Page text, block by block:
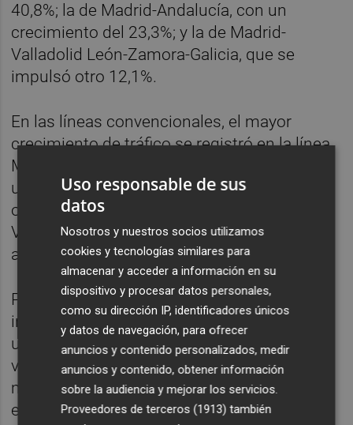
40,8%; la de Madrid-Andalucía, con un
crecimiento del 23,3%; y la de Madrid-
Valladolid León-Zamora-Galicia, que se
impulsó otro 12,1%.
En las líneas convencionales, el mayor
crecimiento de tráfico se registró en la línea
Madrid-Alcázar-Córdoba-Sevilla-Cádiz, con
un avance del 4,2% respecto a los primeros
once meses de 2022, seguida de la línea
Venta de Baños-León-Ourense-Vigo, con un
aumento del 0,7%.
Por su parte, el tráfico de Cercanías y de
interurbanos en este período se incrementó
un 3,2%, al mismo tiempo que el número de
viajeros entre enero y noviembre de 2023
mejoró un 6,5%. Solo teniendo en cuenta las
estaciones de Adif AV, el crecimiento fue del
Uso responsable de sus
datos
Nosotros y nuestros socios utilizamos
cookies y tecnologías similares para
almacenar y acceder a información en su
dispositivo y procesar datos personales,
como su dirección IP, identificadores únicos
y datos de navegación, para ofrecer
anuncios y contenido personalizados, medir
anuncios y contenido, obtener información
sobre la audiencia y mejorar los servicios.
Proveedores de terceros (1913) también